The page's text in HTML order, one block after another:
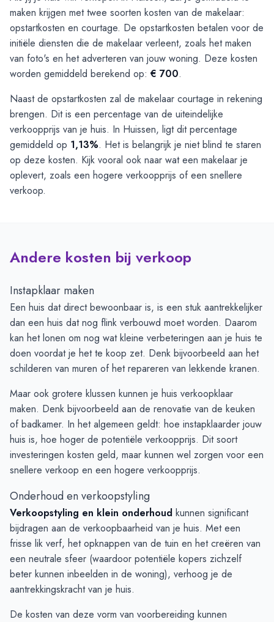
maken krijgen met twee soorten kosten van de makelaar:
opstartkosten en courtage. De opstartkosten betalen voor de
initiële diensten die de makelaar verleent, zoals het maken
van foto's en het adverteren van jouw woning. Deze kosten
worden gemiddeld berekend op: € 700.
Naast de opstartkosten zal de makelaar courtage in rekening
brengen. Dit is een percentage van de uiteindelijke
verkoopprijs van je huis. In Huissen, ligt dit percentage
gemiddeld op 1,13%. Het is belangrijk je niet blind te staren
op deze kosten. Kijk vooral ook naar wat een makelaar je
oplevert, zoals een hogere verkoopprijs of een snellere
verkoop.
Andere kosten bij verkoop
Instapklaar maken
Een huis dat direct bewoonbaar is, is een stuk aantrekkelijker
dan een huis dat nog flink verbouwd moet worden. Daarom
kan het lonen om nog wat kleine verbeteringen aan je huis te
doen voordat je het te koop zet. Denk bijvoorbeeld aan het
schilderen van muren of het repareren van lekkende kranen.
Maar ook grotere klussen kunnen je huis verkoopklaar
maken. Denk bijvoorbeeld aan de renovatie van de keuken
of badkamer. In het algemeen geldt: hoe instapklaarder jouw
huis is, hoe hoger de potentiële verkoopprijs. Dit soort
investeringen kosten geld, maar kunnen wel zorgen voor een
snellere verkoop en een hogere verkoopprijs.
Onderhoud en verkoopstyling
Verkoopstyling en klein onderhoud kunnen significant
bijdragen aan de verkoopbaarheid van je huis. Met een
frisse lik verf, het opknappen van de tuin en het creëren van
een neutrale sfeer (waardoor potentiële kopers zichzelf
beter kunnen inbeelden in de woning), verhoog je de
aantrekkingskracht van je huis.
De kosten van deze vorm van voorbereiding kunnen